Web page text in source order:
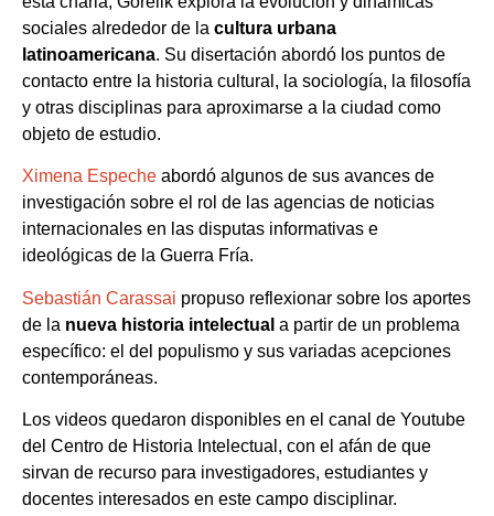
sociales alrededor de la cultura urbana
latinoamericana. Su disertación abordó los puntos de
contacto entre la historia cultural, la sociología, la filosofía
y otras disciplinas para aproximarse a la ciudad como
objeto de estudio.
Ximena Espeche abordó algunos de sus avances de
investigación sobre el rol de las agencias de noticias
internacionales en las disputas informativas e
ideológicas de la Guerra Fría.
Sebastián Carassai propuso reflexionar sobre los aportes
de la nueva historia intelectual a partir de un problema
específico: el del populismo y sus variadas acepciones
contemporáneas.
Los videos quedaron disponibles en el canal de Youtube
del Centro de Historia Intelectual, con el afán de que
sirvan de recurso para investigadores, estudiantes y
docentes interesados en este campo disciplinar.